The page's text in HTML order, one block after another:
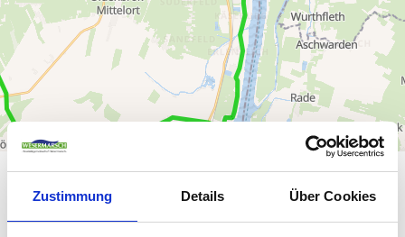
Zustimmung Details Über Cookies
WETTER
Aktuell vor Ort